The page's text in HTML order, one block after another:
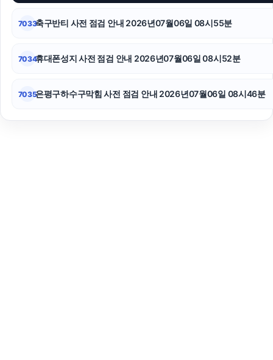
7033축구반티 사전 점검 안내 2026년07월06일 08시55분
7034휴대폰성지 사전 점검 안내 2026년07월06일 08시52분
7035은평구하수구막힘 사전 점검 안내 2026년07월06일 08시46분